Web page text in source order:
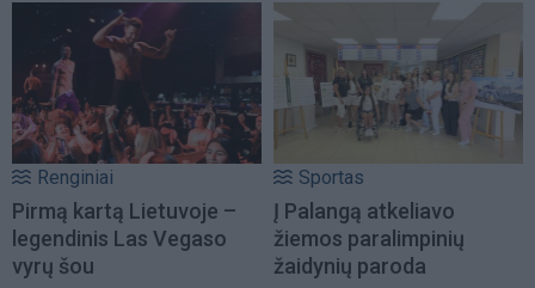
Renginiai
Pirmą kartą Lietuvoje –
legendinis Las Vegaso
vyrų šou
Sportas
Į Palangą atkeliavo
žiemos paralimpinių
žaidynių paroda